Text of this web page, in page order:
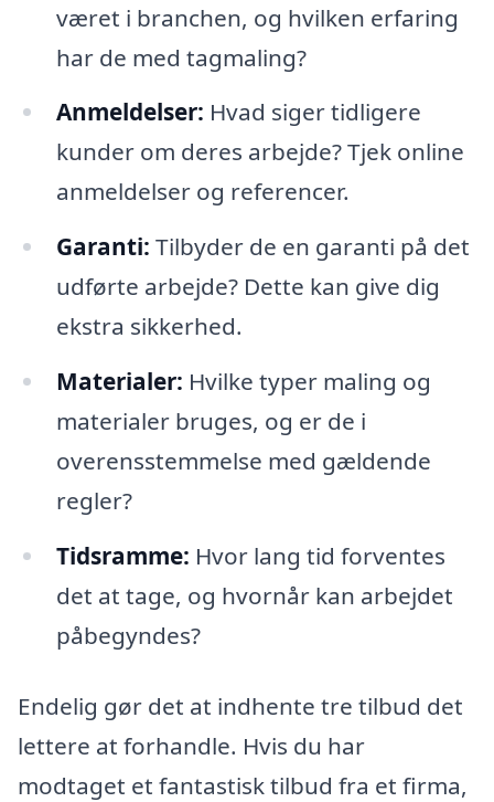
været i branchen, og hvilken erfaring
har de med tagmaling?
Anmeldelser: Hvad siger tidligere
kunder om deres arbejde? Tjek online
anmeldelser og referencer.
Garanti: Tilbyder de en garanti på det
udførte arbejde? Dette kan give dig
ekstra sikkerhed.
Materialer: Hvilke typer maling og
materialer bruges, og er de i
overensstemmelse med gældende
regler?
Tidsramme: Hvor lang tid forventes
det at tage, og hvornår kan arbejdet
påbegyndes?
Endelig gør det at indhente tre tilbud det
lettere at forhandle. Hvis du har
modtaget et fantastisk tilbud fra et firma,